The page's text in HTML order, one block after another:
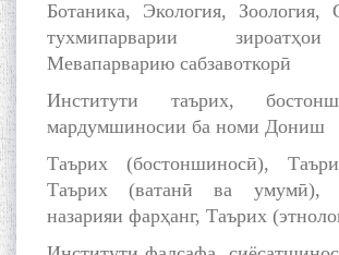
Ботаника, Экология, Зоология,
тухмипарварии
Мевапарварию сабзавоткорӣ
Институти таърих,
мардумшиносии ба номи Дониш
Таърих (бостоншиносӣ),
Таърих (ватанӣ ва умумӣ),
назарияи фарҳанг, Таърих